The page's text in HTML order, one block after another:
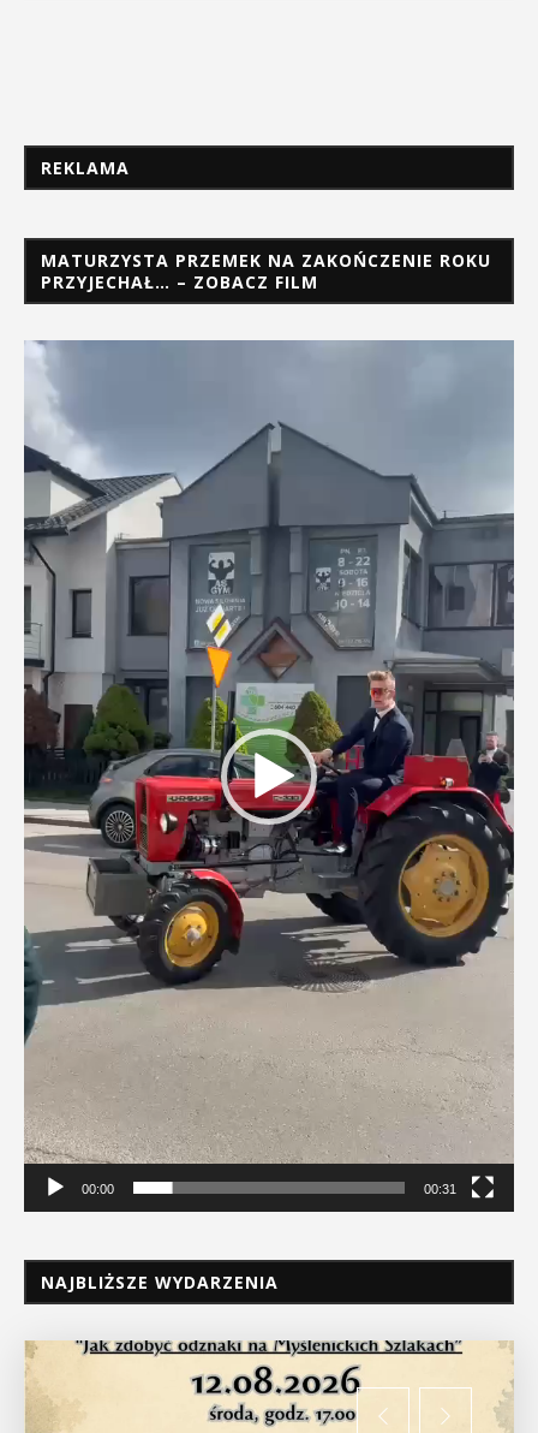
REKLAMA
MATURZYSTA PRZEMEK NA ZAKOŃCZENIE ROKU
PRZYJECHAŁ… – ZOBACZ FILM
Odtwarzacz
00:00 00:31
NAJBLIŻSZE WYDARZENIA